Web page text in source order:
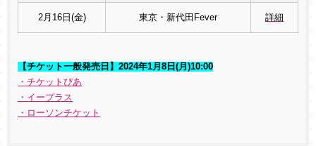
2月16日(金) 東京・新代田Fever 詳細
【チケット一般発売日】2024年1月8日(月)10:00
・チケットぴあ
・イープラス
・ローソンチケット